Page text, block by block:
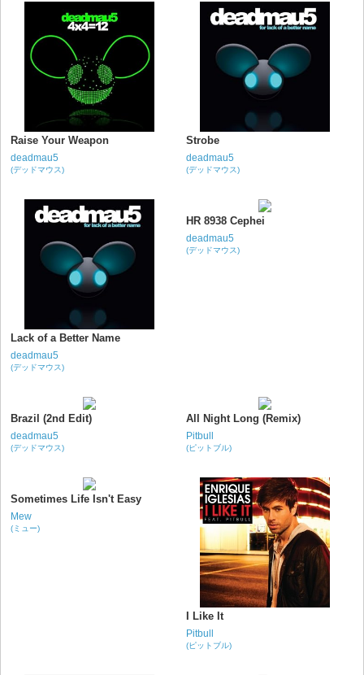
Raise Your Weapon
deadmau5
(デッドマウス)
Strobe
deadmau5
(デッドマウス)
Lack of a Better Name
deadmau5
(デッドマウス)
HR 8938 Cephei
deadmau5
(デッドマウス)
Brazil (2nd Edit)
deadmau5
(デッドマウス)
All Night Long (Remix)
Pitbull
(ピットブル)
Sometimes Life Isn't Easy
Mew
(ミュー)
I Like It
Pitbull
(ピットブル)